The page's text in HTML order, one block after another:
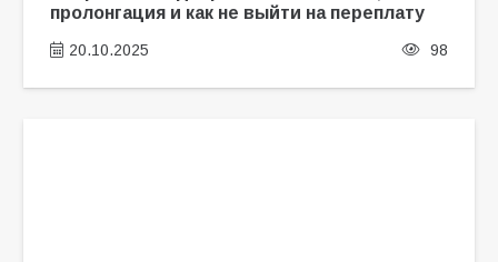
пролонгация и как не выйти на переплату
20.10.2025 98